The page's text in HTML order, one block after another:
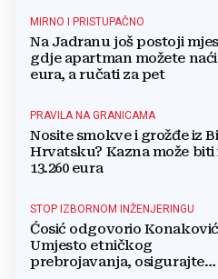
MIRNO I PRISTUPAČNO
Na Jadranu još postoji
gdje apartman možete naći
eura, a ručati za pet
PRAVILA NA GRANICAMA
Nosite smokve i grožđe iz
Hrvatsku? Kazna može biti
13.260 eura
STOP IZBORNOM INŽENJERINGU
Ćosić odgovorio
Umjesto etničkog
prebrojavanja, osigurajte